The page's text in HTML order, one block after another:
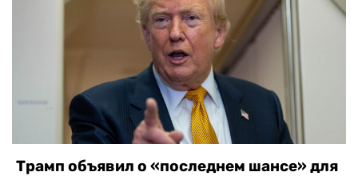
Трамп объявил о «последнем шансе» для